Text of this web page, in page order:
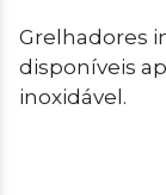
Grelhadores
disponíveis
inoxidável.